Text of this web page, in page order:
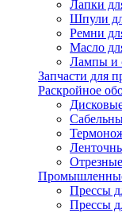
Лапки
Шпули
Ремни
Масло
Лампы и
Запчасти для
Раскройное
Прессы
Прессы